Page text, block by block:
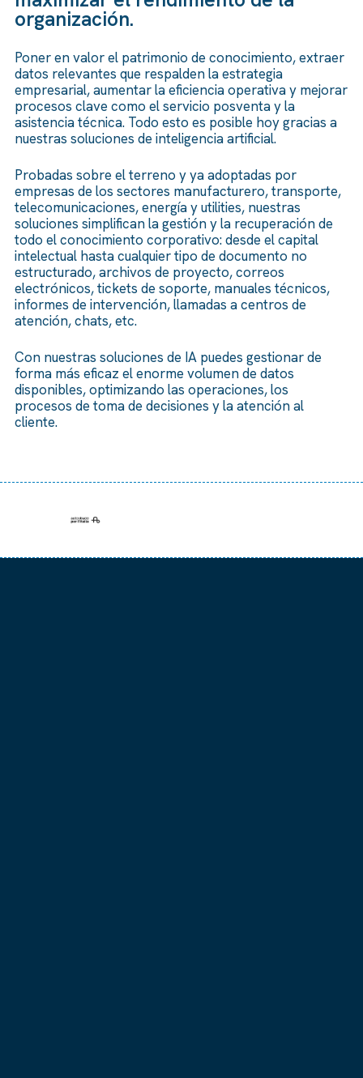
organización.
Poner en valor el patrimonio de conocimiento, extraer
datos relevantes que respalden la estrategia
empresarial, aumentar la eficiencia operativa y mejorar
procesos clave como el servicio posventa y la
asistencia técnica. Todo esto es posible hoy gracias a
nuestras soluciones de inteligencia artificial.
Probadas sobre el terreno y ya adoptadas por
empresas de los sectores manufacturero, transporte,
telecomunicaciones, energía y utilities, nuestras
soluciones simplifican la gestión y la recuperación de
todo el conocimiento corporativo: desde el capital
intelectual hasta cualquier tipo de documento no
estructurado, archivos de proyecto, correos
electrónicos, tickets de soporte, manuales técnicos,
informes de intervención, llamadas a centros de
atención, chats, etc.
Con nuestras soluciones de IA puedes gestionar de
forma más eficaz el enorme volumen de datos
disponibles, optimizando las operaciones, los
procesos de toma de decisiones y la atención al
cliente.